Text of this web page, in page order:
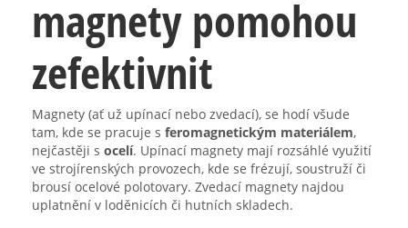
magnety pomohou
zefektivnit
Magnety (ať už upínací nebo zvedací), se hodí všude
tam, kde se pracuje s feromagnetickým materiálem,
nejčastěji s ocelí. Upínací magnety mají rozsáhlé využití
ve strojírenských provozech, kde se frézují, soustruží či
brousí ocelové polotovary. Zvedací magnety najdou
uplatnění v loděnicích či hutních skladech.